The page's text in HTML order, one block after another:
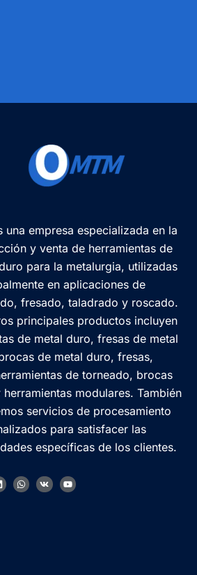
una empresa especializada en la
y venta de herramientas de
para la metalurgia, utilizadas
en aplicaciones de
fresado, taladrado y roscado.
principales productos incluyen
de metal duro, fresas de metal
de metal duro, fresas,
de torneado, brocas
herramientas modulares. También
servicios de procesamiento
para satisfacer las
específicas de los clientes.
W
h
V
k
Y
o